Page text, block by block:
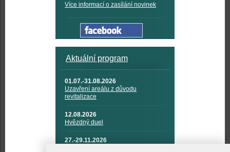
Více informací o zasílání novinek
Aktuální program
01.07.-31.08.2026
Uzavření areálu z důvodu
revitalizace
12.08.2026
Hvězdný duel
27.-29.11.2026